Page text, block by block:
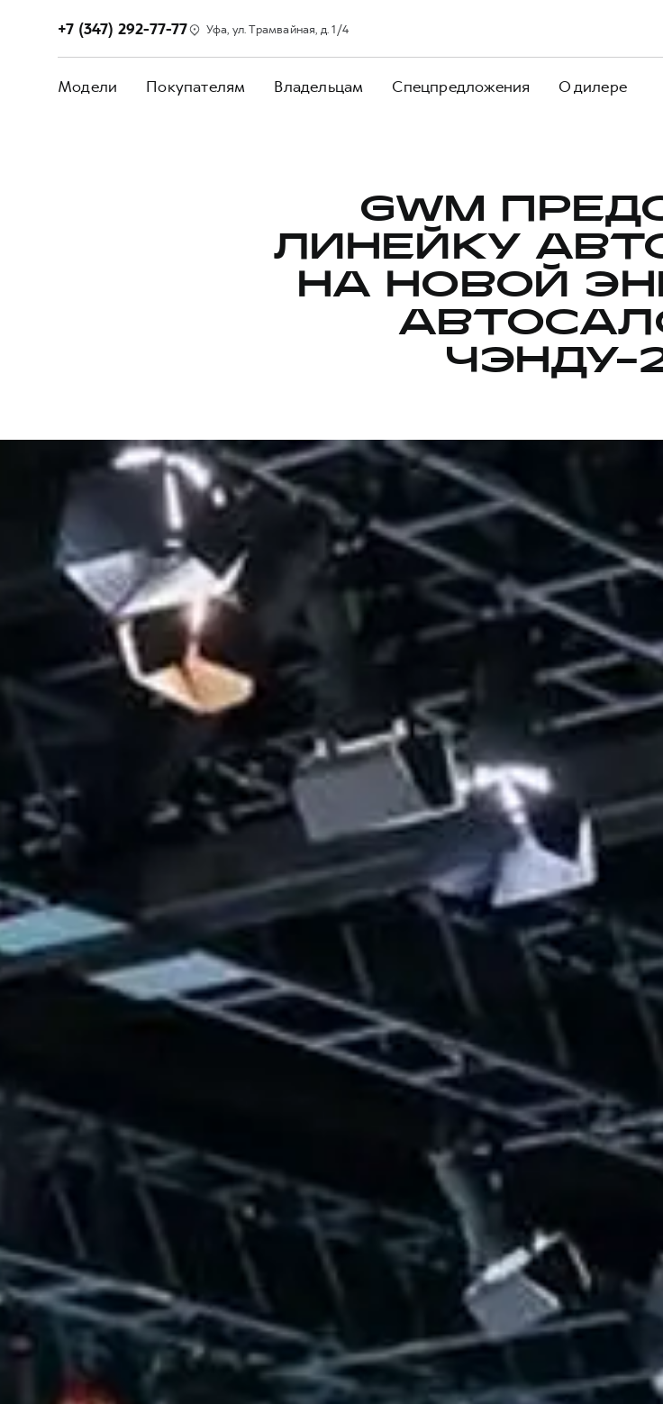
+7 (347) 292-77-77 Уфа, ул. Трамвайная, д. 1/4
Модели Покупателям Владельцам Спецпредложения О дилере
GWM
ЛИНЕЙКУ
НА НОВОЙ
ЧЭНДУ-